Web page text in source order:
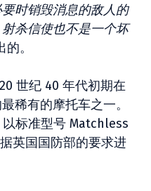
时销毁消息的敌人的
杀信使也不是一个坏
。
世纪 40 年代初期在
稀有的摩托车之一。
标准型号 Matchless
英国国防部的要求进